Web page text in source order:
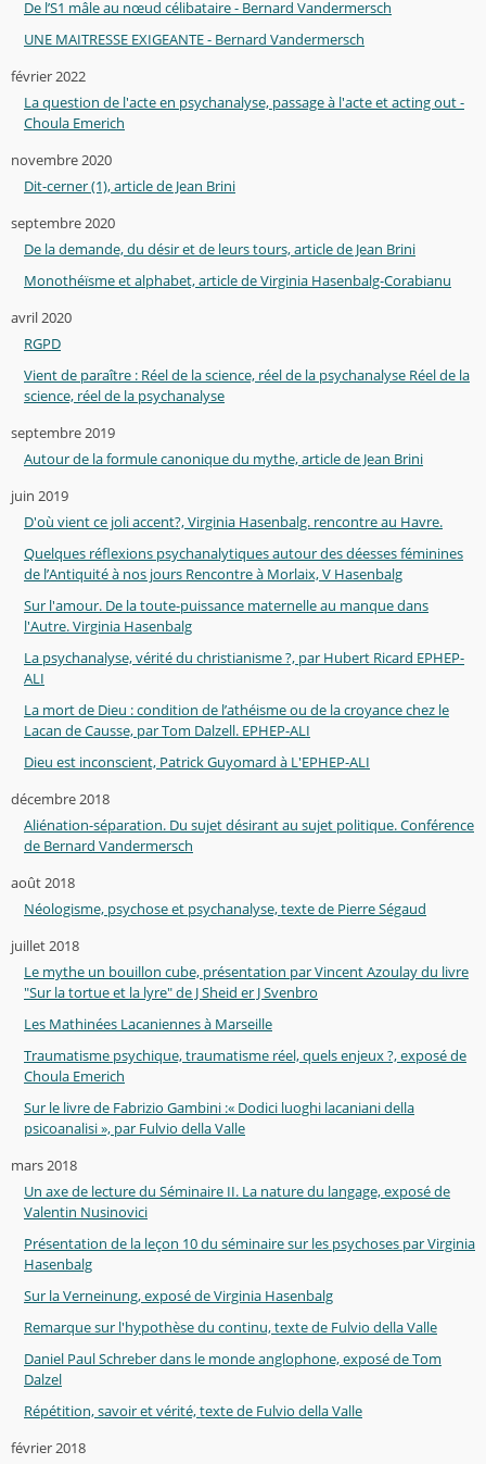
De l’S1 mâle au nœud célibataire - Bernard Vandermersch
UNE MAITRESSE EXIGEANTE - Bernard Vandermersch
février 2022
La question de l'acte en psychanalyse, passage à l'acte et acting out -
Choula Emerich
novembre 2020
Dit-cerner (1), article de Jean Brini
septembre 2020
De la demande, du désir et de leurs tours, article de Jean Brini
Monothéïsme et alphabet, article de Virginia Hasenbalg-Corabianu
avril 2020
RGPD
Vient de paraître : Réel de la science, réel de la psychanalyse Réel de la
science, réel de la psychanalyse
septembre 2019
Autour de la formule canonique du mythe, article de Jean Brini
juin 2019
D'où vient ce joli accent?, Virginia Hasenbalg. rencontre au Havre.
Quelques réflexions psychanalytiques autour des déesses féminines
de l’Antiquité à nos jours Rencontre à Morlaix, V Hasenbalg
Sur l'amour. De la toute-puissance maternelle au manque dans
l'Autre. Virginia Hasenbalg
La psychanalyse, vérité du christianisme ?, par Hubert Ricard EPHEP-
ALI
La mort de Dieu : condition de l’athéisme ou de la croyance chez le
Lacan de Causse, par Tom Dalzell. EPHEP-ALI
Dieu est inconscient, Patrick Guyomard à L'EPHEP-ALI
décembre 2018
Aliénation-séparation. Du sujet désirant au sujet politique. Conférence
de Bernard Vandermersch
août 2018
Néologisme, psychose et psychanalyse, texte de Pierre Ségaud
juillet 2018
Le mythe un bouillon cube, présentation par Vincent Azoulay du livre
"Sur la tortue et la lyre" de J Sheid er J Svenbro
Les Mathinées Lacaniennes à Marseille
Traumatisme psychique, traumatisme réel, quels enjeux ?, exposé de
Choula Emerich
Sur le livre de Fabrizio Gambini :« Dodici luoghi lacaniani della
psicoanalisi », par Fulvio della Valle
mars 2018
Un axe de lecture du Séminaire II. La nature du langage, exposé de
Valentin Nusinovici
Présentation de la leçon 10 du séminaire sur les psychoses par Virginia
Hasenbalg
Sur la Verneinung, exposé de Virginia Hasenbalg
Remarque sur l'hypothèse du continu, texte de Fulvio della Valle
Daniel Paul Schreber dans le monde anglophone, exposé de Tom
Dalzel
Répétition, savoir et vérité, texte de Fulvio della Valle
février 2018